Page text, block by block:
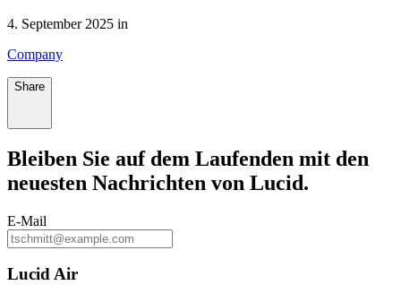
4. September 2025 in
Company
Share
Bleiben Sie auf dem Laufenden mit den
neuesten Nachrichten von Lucid.
E-Mail
Lucid Air